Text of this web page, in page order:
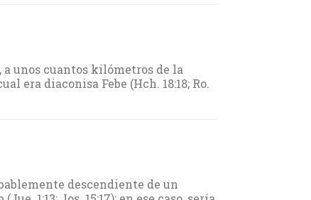
unos cuantos kilómetros de la
era diaconisa Febe (Hch. 18:18; Ro.
descendiente de un